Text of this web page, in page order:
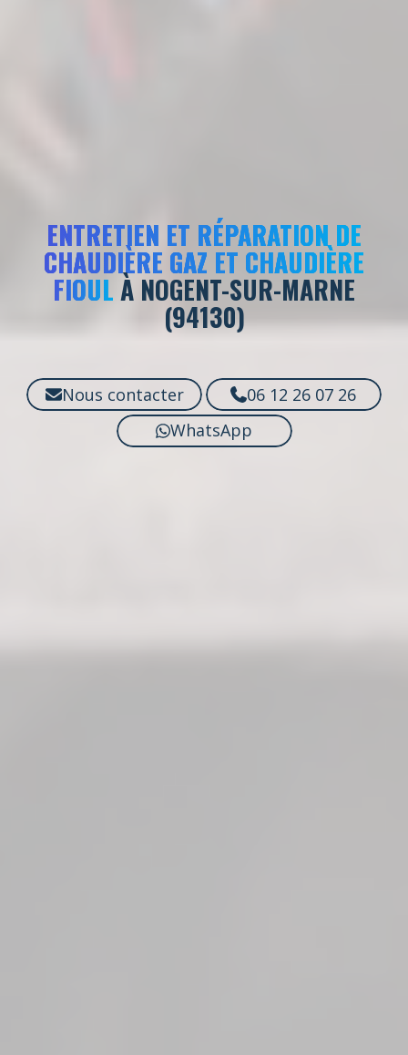
ENTRETIEN ET RÉPARATION DE
CHAUDIÈRE GAZ ET CHAUDIÈRE
FIOULÀ NOGENT-SUR-MARNE
(94130)
Nous contacter
06 12 26 07 26
WhatsApp